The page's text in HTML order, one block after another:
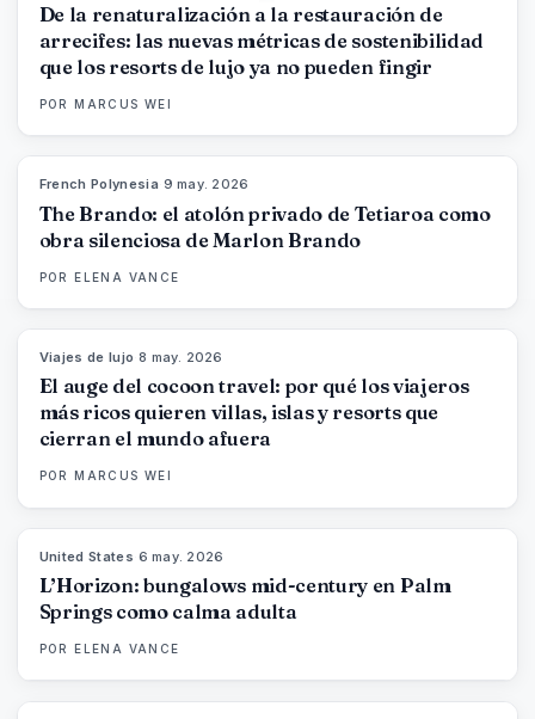
De la renaturalización a la restauración de
arrecifes: las nuevas métricas de sostenibilidad
que los resorts de lujo ya no pueden fingir
POR MARCUS WEI
French Polynesia 9 may. 2026
The Brando: el atolón privado de Tetiaroa como
obra silenciosa de Marlon Brando
POR ELENA VANCE
Viajes de lujo ·8 may. 2026
El auge del cocoon travel: por qué los viajeros
más ricos quieren villas, islas y resorts que
cierran el mundo afuera
POR MARCUS WEI
United States 6 may. 2026
L’Horizon: bungalows mid-century en Palm
Springs como calma adulta
POR ELENA VANCE